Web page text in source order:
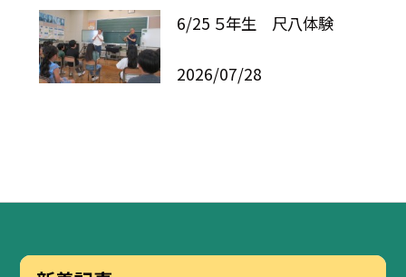
6/25 ５年生 尺八体験
2026/07/28